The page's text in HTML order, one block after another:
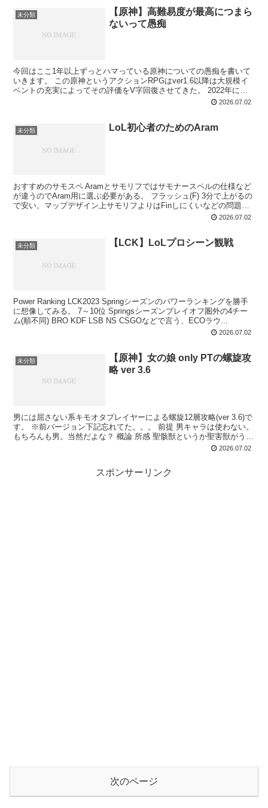
未分類
【原神】高難易度が最高につまら
ないって愚痴
今回はここ1年以上ずっとハマっている原神についての愚痴を書いて
いきます。 この原神というアクションRPGはver1.6以降は大規模イ
ベントの充実によってその評価をV字回復させてきた。 2022年に年
2026.07.02
未分類 LoL初心者のためのAram
おすすめのサモスペ Aramとサモリフではサモナースペルの仕様など
が違うのでAram用に選ぶ必要がある。 フラッシュ(F) 3分で上がるの
で安い。マップデザイン上サモリフよりはFinしにくいなどの問題も
2026.07.02
未分類 【LCK】LoLプロシーン観戦
Power Ranking LCK2023 Springシーズンのパワーランキングを勝手
に想像してみる。 7～10位 Springsシーズンプレイオフ圏外の4チー
ム(順不同) BRO KDF LSB NS CSGOなどで言う、ECOラウ...
2026.07.02
未分類
【原神】女の娘 only PTの螺旋攻
略 ver 3.6
男には屈さない系キモオタプレイヤーによる螺旋12層攻略(ver 3.6)で
す。 ※前バージョン下記忘れてた。。。 前提 男キャラは使わない。
もちろんも男。当然だよな？ 概論 所感 聖骸獣というか聖害獣がうざ
2026.07.02
スポンサーリンク
次のページ